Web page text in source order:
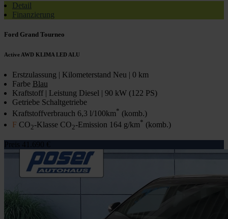
Detail
Finanzierung
Ford Grand Tourneo
Active AWD KLIMA LED ALU
Erstzulassung | Kilometerstand Neu | 0 km
Farbe Blau
Kraftstoff | Leistung Diesel | 90 kW (122 PS)
Getriebe Schaltgetriebe
Kraftstoffverbrauch 6,3 l/100km* (komb.)
F CO2-Klasse CO2-Emission 164 g/km* (komb.)
Preis 41.690 €